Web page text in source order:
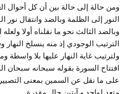
ومن حالة إلى حالة بين أن كل أحوال
النور إلى الظلمة وبالضد وانتقال نور
وبالضد الثالث نحو ما نقلناه أولا
الترتيب الوجودي إذ منه ينسلخ النهار
ولترتيب غاية النهار عليها بلا واسطة
افتتاح السورة بقوله سبحانه سبحان
على ما نقل عن السمين بمعنى التصيير